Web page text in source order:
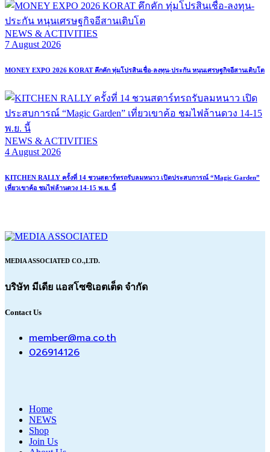
NEWS & ACTIVITIES
7 August 2026
MONEY EXPO 2026 KORAT คึกคัก ทุ่มโปรสินเชื่อ-ลงทุน-ประกัน หนุนเศรษฐกิจอีสานเติบโต
NEWS & ACTIVITIES
4 August 2026
KITCHEN RALLY ครั้งที่ 14 ชวนสตาร์ทรถรับลมหนาว เปิดประสบการณ์ “Magic Garden”
เที่ยวเขาค้อ ชมไฟล้านดวง 14-15 พ.ย. นี้
MEDIA ASSOCIATED CO.,LTD.
บริษัท มีเดีย แอสโซซิเอตเต็ด จำกัด
Contact Us
member@ma.co.th
026914126
Home
NEWS
Shop
Join Us